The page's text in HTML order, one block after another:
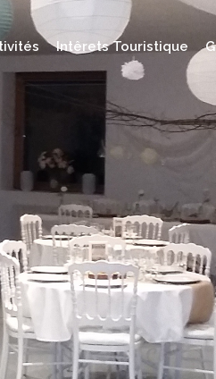
Intêrets Touristique